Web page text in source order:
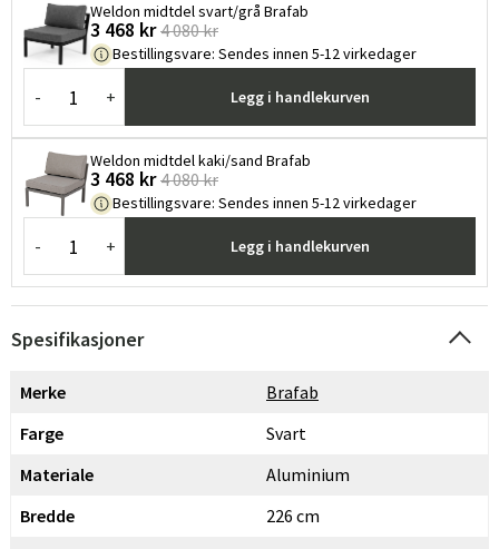
Weldon midtdel svart/grå Brafab
3 468 kr 4 080 kr
Bestillingsvare: Sendes innen 5-12 virkedager
- + Legg i handlekurven
Weldon midtdel kaki/sand Brafab
3 468 kr 4 080 kr
Bestillingsvare: Sendes innen 5-12 virkedager
- + Legg i handlekurven
Spesifikasjoner
Merke
Brafab
Farge
Svart
Materiale
Aluminium
Bredde
226 cm